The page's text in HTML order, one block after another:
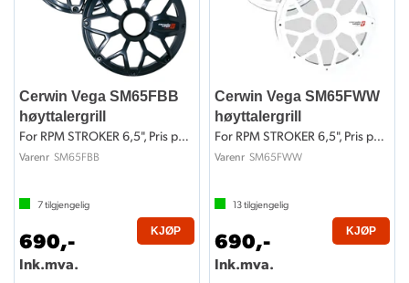
Cerwin Vega SM65FBB
høyttalergrill
For RPM STROKER 6,5", Pris per par.
Varenr SM65FBB
7tilgjengelig
690,-
Ink.mva.
KJØP
Cerwin Vega SM65FWW
høyttalergrill
For RPM STROKER 6,5", Pris per par.
Varenr SM65FWW
13tilgjengelig
690,-
Ink.mva.
KJØP